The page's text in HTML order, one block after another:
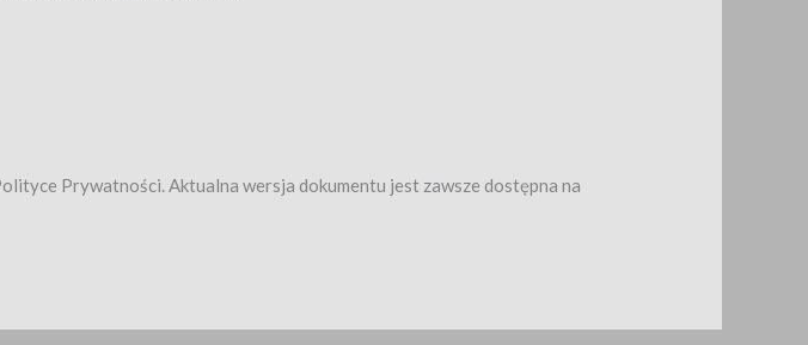
Prywatności. Aktualna wersja dokumentu jest zawsze dostępna na